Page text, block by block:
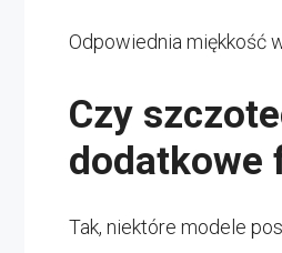
Odpowiednia miękkość
Czy
dodatkowe
Tak, niektóre modele